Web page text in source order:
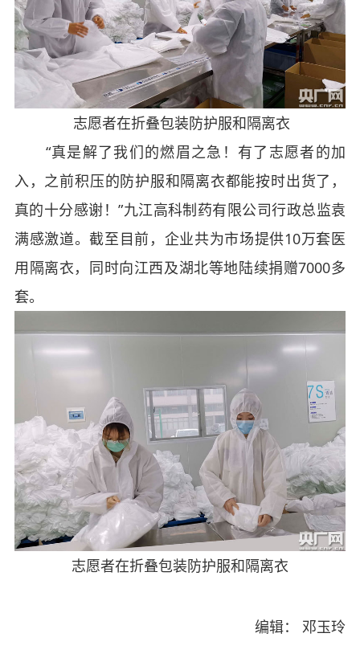
志愿者在折叠包装防护服和隔离衣
“真是解了我们的燃眉之急！有了志愿者的加
入，之前积压的防护服和隔离衣都能按时出货了，
真的十分感谢！”九江高科制药有限公司行政总监袁
满感激道。截至目前，企业共为市场提供10万套医
用隔离衣，同时向江西及湖北等地陆续捐赠7000多
套。
志愿者在折叠包装防护服和隔离衣
编辑： 邓玉玲